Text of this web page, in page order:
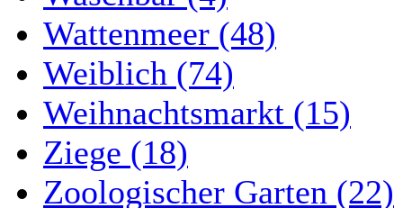
Wattenmeer (48)
Weiblich (74)
Weihnachtsmarkt (15)
Ziege (18)
Zoologischer Garten (22)